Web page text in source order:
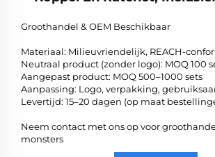
Groothandel & OEM Beschikbaar
Materiaal: Milieuvriendelijk, REACH-
Neutraal product (zonder logo): MOQ 100
Aangepast product: MOQ 500–1000 sets
Aanpassing: Logo, verpakking,
Levertijd: 15–20 dagen (op maat
Neem contact met ons op voor
monsters